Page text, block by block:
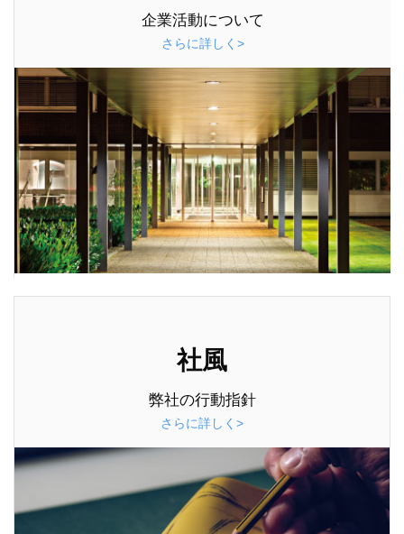
企業活動について
さらに詳しく>
社風
弊社の行動指針
さらに詳しく>